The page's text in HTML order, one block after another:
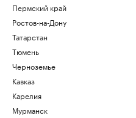
Пермский край
Ростов-на-Дону
Татарстан
Тюмень
Черноземье
Кавказ
Карелия
Мурманск